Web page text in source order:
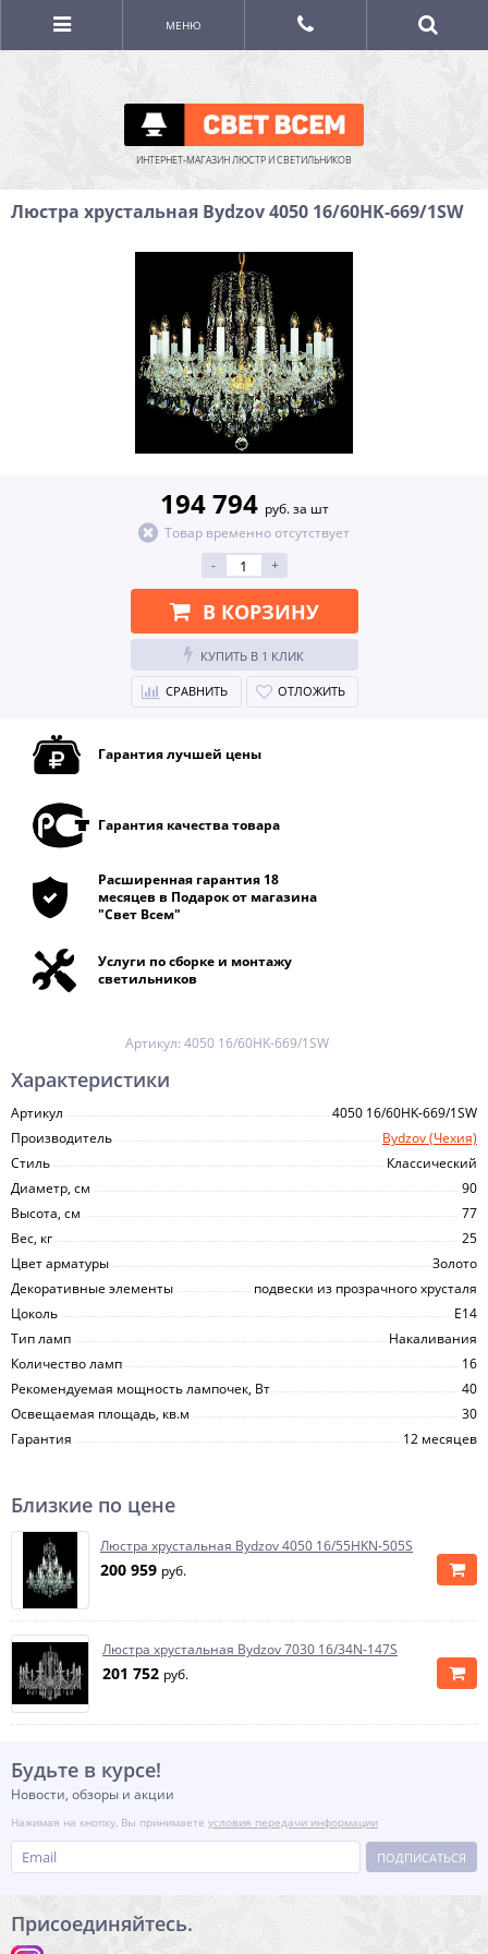
ИНТЕРНЕТ-МАГАЗИН ЛЮСТР И СВЕТИЛЬНИКОВ
МЕНЮ
Люстра хрустальная Bydzov 4050 16/60HK-669/1SW
194 794 руб. за шт
Товар временно отсутствует
-
+
В КОРЗИНУ
КУПИТЬ В 1 КЛИК
СРАВНИТЬ ОТЛОЖИТЬ
Гарантия лучшей цены
Гарантия качества товара
Расширенная гарантия 18
месяцев в Подарок от магазина
"Свет Всем"
Услуги по сборке и монтажу
светильников
Артикул: 4050 16/60HK-669/1SW
Характеристики
Артикул
4050 16/60HK-669/1SW
Производитель
Bydzov (Чехия)
Стиль
Классический
Диаметр, см
90
Высота, см
77
Вес, кг
25
Цвет арматуры
Золото
Декоративные элементы
подвески из прозрачного хрусталя
Цоколь
E14
Тип ламп
Накаливания
Количество ламп
16
Рекомендуемая мощность лампочек, Вт
40
Освещаемая площадь, кв.м
30
Гарантия
12 месяцев
Близкие по цене
Люстра хрустальная Bydzov 4050 16/55HKN-505S
200 959 руб.
Люстра хрустальная Bydzov 7030 16/34N-147S
201 752 руб.
Будьте в курсе!
Новости, обзоры и акции
Нажимая на кнопку, Вы принимаете условия передачи информации
ПОДПИСАТЬСЯ
Присоединяйтесь.